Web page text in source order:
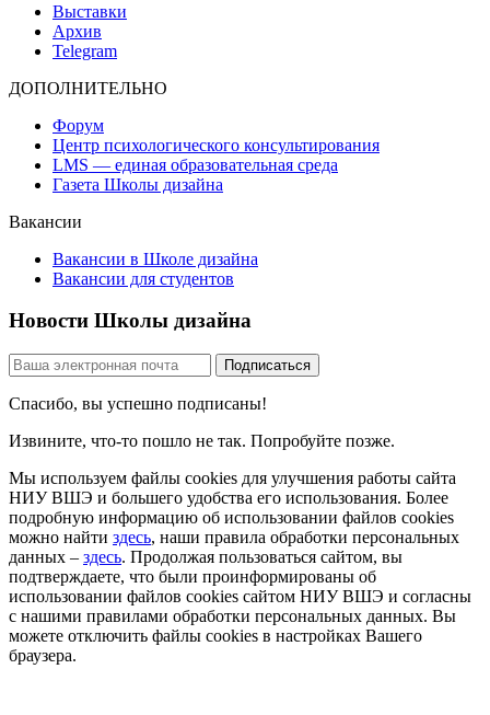
Выставки
Архив
Telegram
ДОПОЛНИТЕЛЬНО
Форум
Центр психологического консультирования
LMS — единая образовательная среда
Газета Школы дизайна
Вакансии
Вакансии в Школе дизайна
Вакансии для студентов
Новости Школы дизайна
Спасибо, вы успешно подписаны!
Извините, что-то пошло не так. Попробуйте позже.
Мы используем файлы cookies для улучшения работы сайта
НИУ ВШЭ и большего удобства его использования. Более
подробную информацию об использовании файлов cookies
можно найти здесь, наши правила обработки персональных
данных – здесь. Продолжая пользоваться сайтом, вы
подтверждаете, что были проинформированы об
использовании файлов cookies сайтом НИУ ВШЭ и согласны
с нашими правилами обработки персональных данных. Вы
можете отключить файлы cookies в настройках Вашего
браузера.